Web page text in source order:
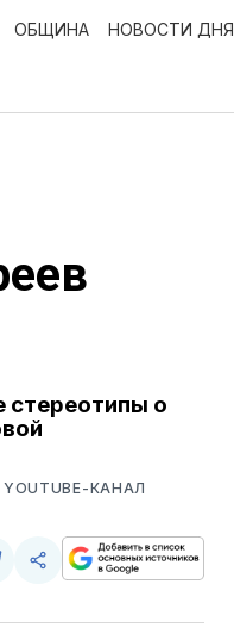
ОБЩИНА НОВОСТИ ДНЯ
стереотипы о
КАНАЛ
Скопируйте
поделитесь